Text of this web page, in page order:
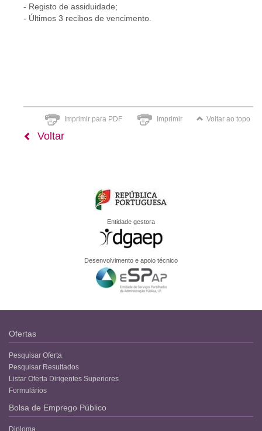
- Registo de assiduidade;
- Últimos 3 recibos de vencimento.
Imprimir para PDF Imprimir Voltar ao topo
Voltar
Entidade gestora
Desenvolvimento e apoio técnico
Ofertas
Pesquisar Oferta
Pesquisar Resultados
Listar Oferta Dirigentes Superiores
Formulários
Bolsa de Emprego Público
Diploma